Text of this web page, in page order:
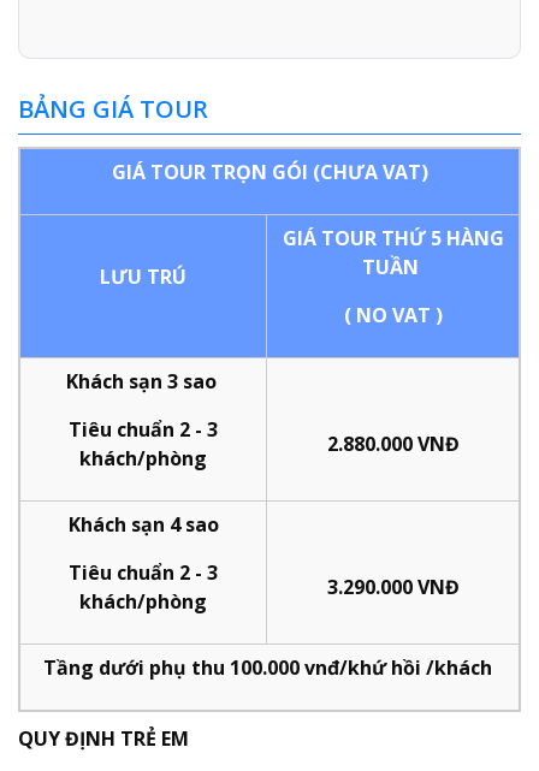
BẢNG GIÁ TOUR
GIÁ TOUR TRỌN GÓI (CHƯA VAT)
LƯU TRÚ
GIÁ TOUR THỨ 5 HÀNG
TUẦN
( NO VAT )
Khách sạn 3 sao
Tiêu chuẩn 2 - 3
khách/phòng
2.880.000 VNĐ
Khách sạn 4 sao
Tiêu chuẩn 2 - 3
khách/phòng
3.290.000 VNĐ
Tầng dưới phụ thu 100.000 vnđ/khứ hồi /khách
QUY ĐỊNH TRẺ EM